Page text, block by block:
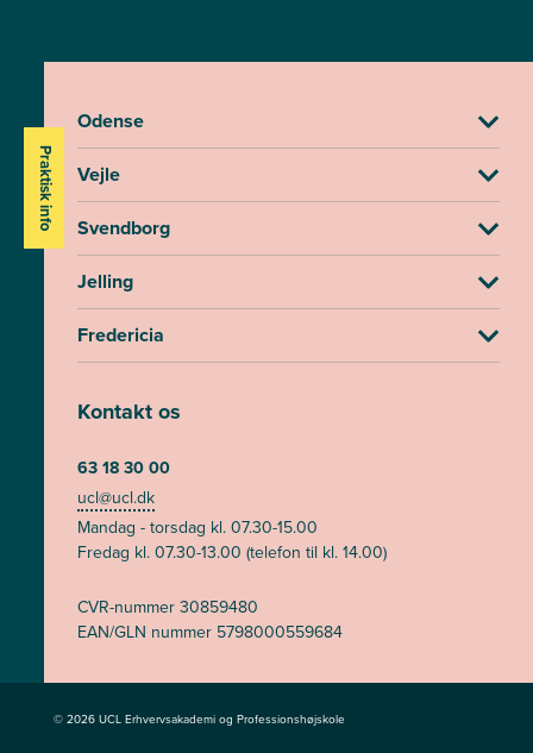
Praktisk info
Odense
Vejle
Svendborg
Jelling
Fredericia
Kontakt os
63 18 30 00
ucl@ucl.dk
Mandag - torsdag kl. 07.30-15.00
Fredag kl. 07.30-13.00 (telefon til kl. 14.00)
CVR-nummer 30859480
EAN/GLN nummer 5798000559684
© 2026 UCL Erhvervsakademi og Professionshøjskole